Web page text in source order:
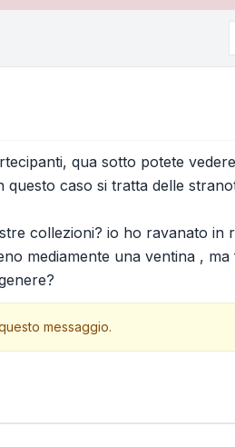
qua sotto potete
caso si tratta delle
collezioni? io ho ravanato in
mediamente una ventina ,
messaggio.